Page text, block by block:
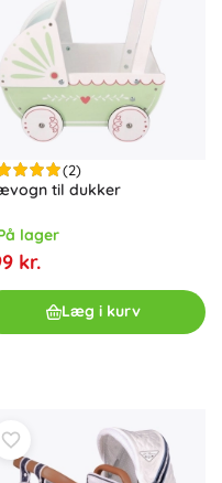
(2)
til dukker
lager
kr.
Læg i kurv